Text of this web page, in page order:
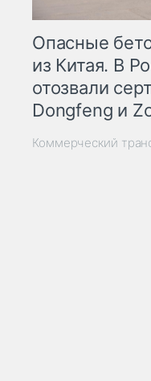
Опасные
из Китая. В
отозвали
Dongfeng и
Коммерческий